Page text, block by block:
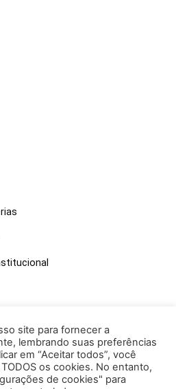
site para fornecer a
lembrando suas preferências
em “Aceitar todos”, você
os cookies. No entanto,
de cookies" para